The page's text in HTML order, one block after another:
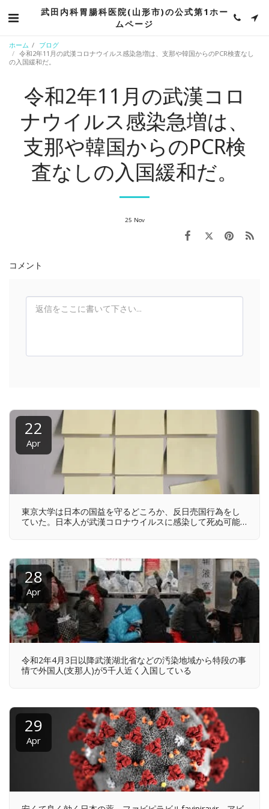
武田内科胃腸科医院(山形市)の公式第1ホー
ムページ
ホーム
ブログ
令和2年11月の武漢コロナウイルス感染急増は、支那や韓国からのPCR検査なし
の入国緩和だ。
令和2年11月の武漢コロ
ナウイルス感染急増は、
支那や韓国からのPCR検
査なしの入国緩和だ。
25 Nov
コメント
22
Apr
東京大学は日本の国益を守るどころか、反日売国行為をし
ていた。日本人が武漢コロナウイルスに感染して死ぬ可能
28
Apr
令和2年4月3日以降武漢湖北省などの汚染地域から特段の事
情で外国人(支那人)が5千人近く入国している
29
Apr